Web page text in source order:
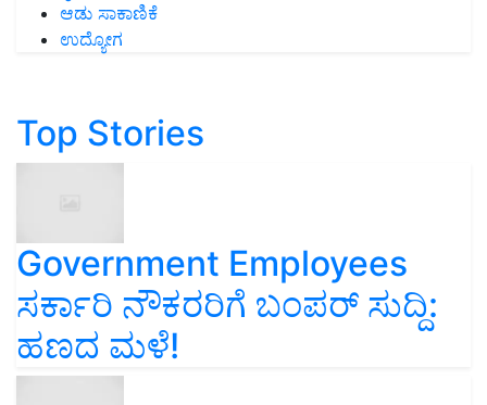
ಆಡು ಸಾಕಾಣಿಕೆ
ಉದ್ಯೋಗ
Top Stories
Government Employees
ಸರ್ಕಾರಿ ನೌಕರರಿಗೆ ಬಂಪರ್‌ ಸುದ್ದಿ:
ಹಣದ ಮಳೆ!